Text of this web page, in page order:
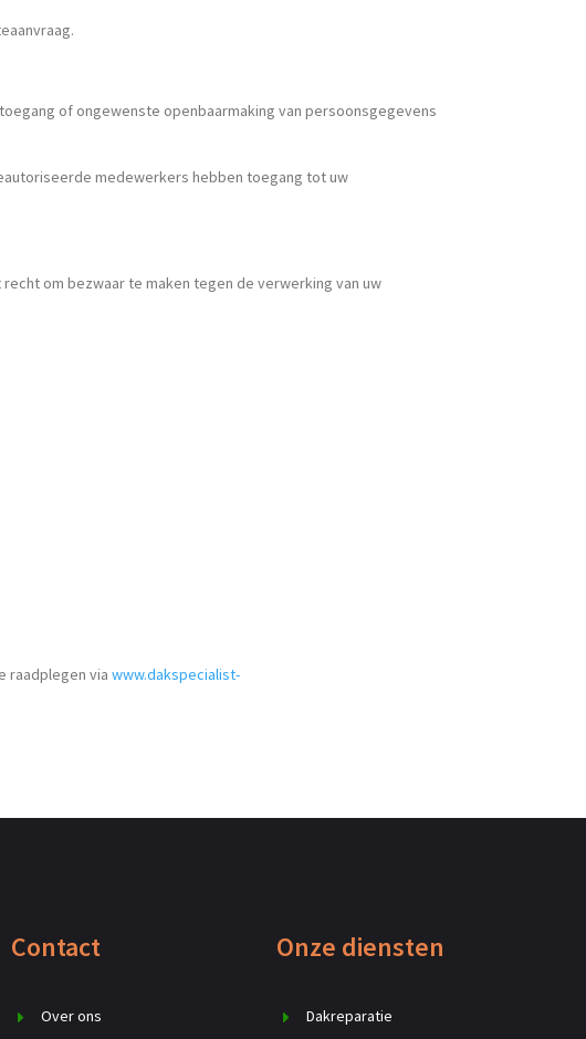
of ongewenste openbaarmaking van persoonsgegevens
medewerkers hebben toegang tot uw
om bezwaar te maken tegen de verwerking van uw
raadplegen viawww.dakspecialist-
Contact
Over ons
Onze diensten
Dakreparatie